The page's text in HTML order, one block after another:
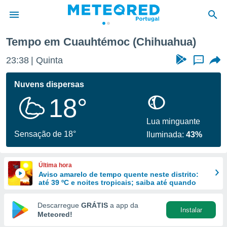
da
foi
fornecidas
a este
das
e
forma
digital
Tempo em Cuauhtémoc (Chihuahua)
23:38 Quinta ...
Nuvens dispersas
18°
Sensação de 18°
Lua minguante
Iluminada:43%
Última hora
Aviso amarelo de tempo quente neste distrito:
até 39 ºC e noites tropicais; saiba até quando
Descarregue GRÁTIS a app da
Meteored!
Instalar